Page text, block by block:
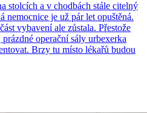
stolcích a v chodbách stále citelný
nemocnice je už pár let opuštěná.
vybavení ale zůstala. Přestože
operační sály urbexerka
Brzy tu místo lékařů budou